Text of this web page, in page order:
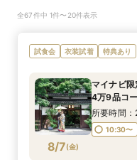
全67件中 1件〜20件表示
試食会 衣装試着 特典あり
8/7(金)
マイナビ
4万9品コ
所要時間
10:30〜